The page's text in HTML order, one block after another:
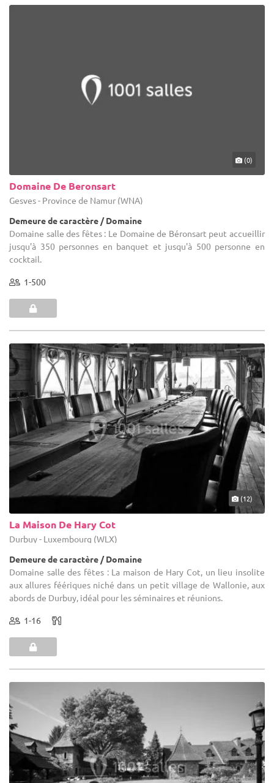
(0)
Domaine De Beronsart
Gesves - Province de Namur (WNA)
Demeure de caractère / Domaine
Domaine salle des fêtes : Le Domaine de Béronsart peut accueillir
jusqu'à 350 personnes en banquet et jusqu'à 500 personne en
cocktail.
1-500
(12)
La Maison De Hary Cot
Durbuy - Luxembourg (WLX)
Demeure de caractère / Domaine
Domaine salle des fêtes : La maison de Hary Cot, un lieu insolite
aux allures féériques niché dans un petit village de Wallonie, aux
abords de Durbuy, idéal pour les séminaires et réunions.
1-16